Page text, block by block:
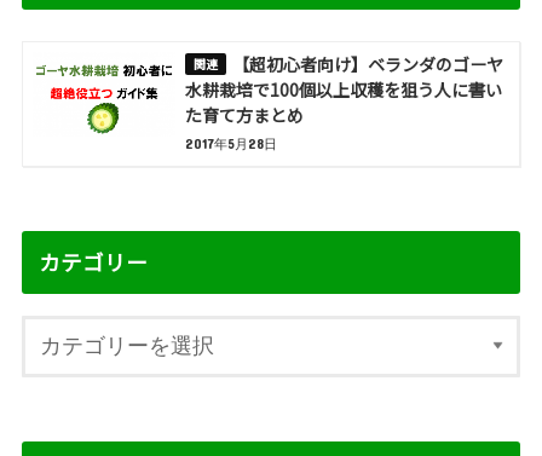
【超初心者向け】ベランダのゴーヤ
水耕栽培で100個以上収穫を狙う人に書い
た育て方まとめ
2017年5月28日
カテゴリー